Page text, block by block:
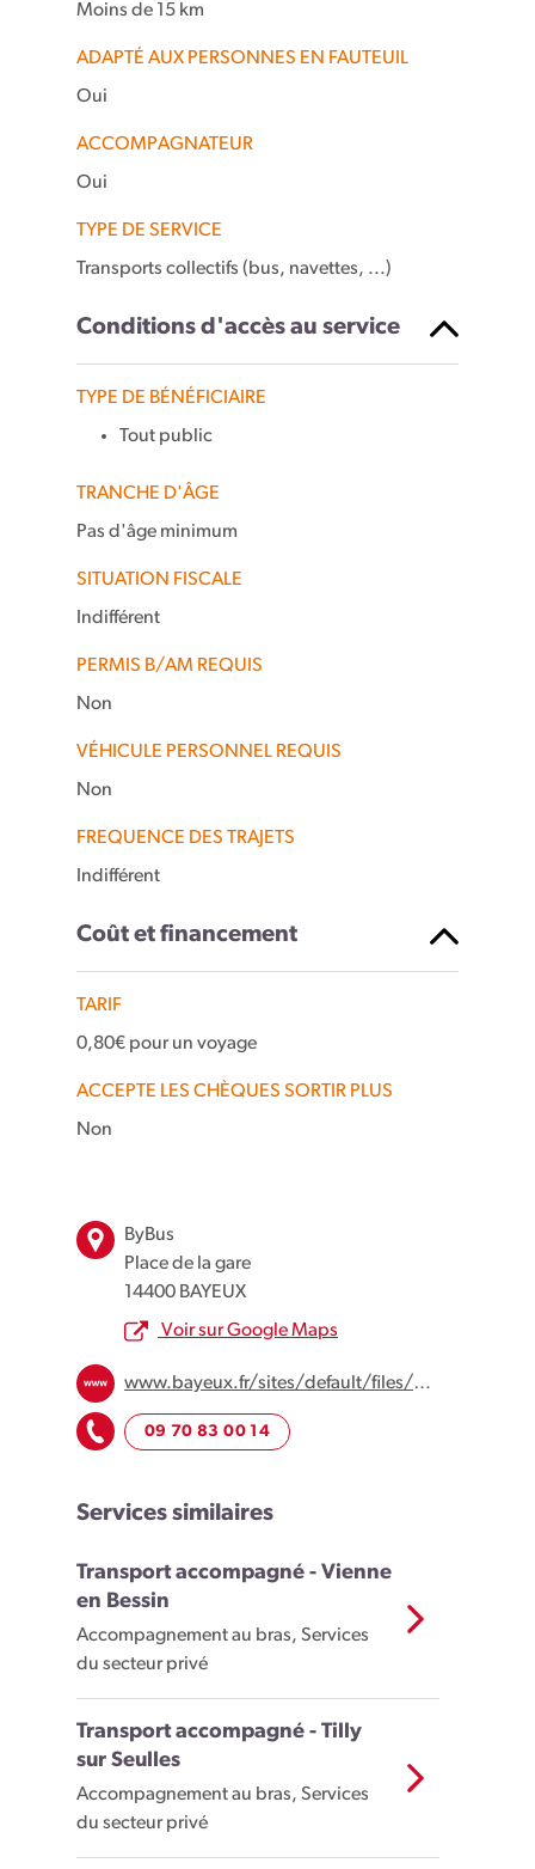
Moins de 15 km
ADAPTÉ AUX PERSONNES EN FAUTEUIL
Oui
ACCOMPAGNATEUR
Oui
TYPE DE SERVICE
Transports collectifs (bus, navettes, ...)
Conditions d'accès au service
TYPE DE BÉNÉFICIAIRE
Tout public
TRANCHE D'ÂGE
Pas d'âge minimum
SITUATION FISCALE
Indifférent
PERMIS B/AM REQUIS
Non
VÉHICULE PERSONNEL REQUIS
Non
FREQUENCE DES TRAJETS
Indifférent
Coût et financement
TARIF
0,80€ pour un voyage
ACCEPTE LES CHÈQUES SORTIR PLUS
Non
Place de la Gare, Bayeux, France
+
−
ByBus
Place de la gare
14400 BAYEUX
Voir sur Google Maps
www.bayeux.fr/sites/default/files/Documents/guide_bybus_bayeux_2020_2021.pdf
09 70 83 00 14
Services similaires
Transport accompagné - Vienne
en Bessin
Accompagnement au bras, Services
du secteur privé
Transport accompagné - Tilly
sur Seulles
Accompagnement au bras, Services
du secteur privé